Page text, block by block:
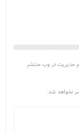
مدیریت در وب منتشر
نخواهد شد.